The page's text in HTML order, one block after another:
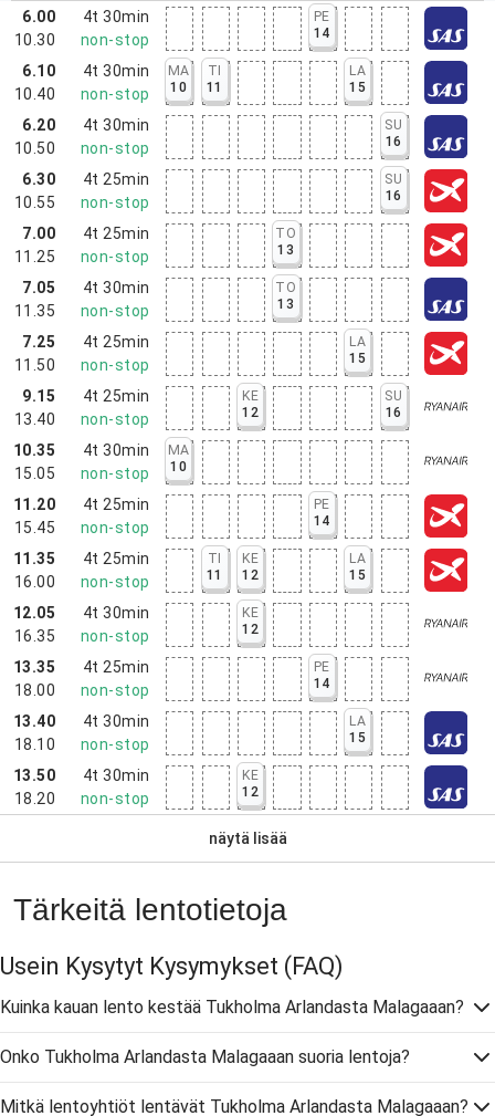
6.00
10.30
4t 30min
non-stop
PE
14
6.10
10.40
4t 30min
non-stop
MA
10
TI
11
LA
15
6.20
10.50
4t 30min
non-stop
SU
16
6.30
10.55
4t 25min
non-stop
SU
16
7.00
11.25
4t 25min
non-stop
TO
13
7.05
11.35
4t 30min
non-stop
TO
13
7.25
11.50
4t 25min
non-stop
LA
15
9.15
13.40
4t 25min
non-stop
KE
12
SU
16
10.35
15.05
4t 30min
non-stop
MA
10
11.20
15.45
4t 25min
non-stop
PE
14
11.35
16.00
4t 25min
non-stop
TI
11
KE
12
LA
15
12.05
16.35
4t 30min
non-stop
KE
12
13.35
18.00
4t 25min
non-stop
PE
14
13.40
18.10
4t 30min
non-stop
LA
15
13.50
18.20
4t 30min
non-stop
KE
12
näytä lisää
Tärkeitä lentotietoja
Usein Kysytyt Kysymykset (FAQ)
Kuinka kauan lento kestää Tukholma Arlandasta Malagaaan?
Onko Tukholma Arlandasta Malagaaan suoria lentoja?
Mitkä lentoyhtiöt lentävät Tukholma Arlandasta Malagaaan?